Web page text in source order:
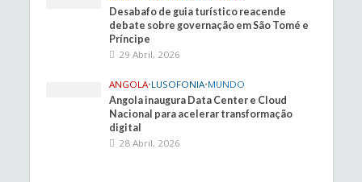
Desabafo de guia turístico reacende
debate sobre governação em São Tomé e
Príncipe
29 Abril, 2026
ANGOLA•LUSOFONIA•MUNDO
Angola inaugura Data Center e Cloud
Nacional para acelerar transformação
digital
28 Abril, 2026